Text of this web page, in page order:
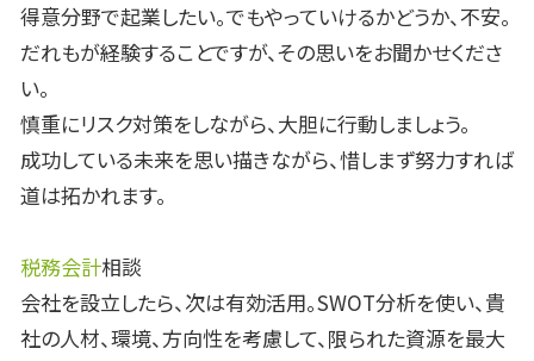
得意分野で起業したい。でもやっていけるかどうか、不安。
だれもが経験することですが、その思いをお聞かせくださ
い。
慎重にリスク対策をしながら、大胆に行動しましょう。
成功している未来を思い描きながら、惜しまず努力すれば
道は拓かれます。
税務会計相談
会社を設立したら、次は有効活用。SWOT分析を使い、貴
社の人材、環境、方向性を考慮して、限られた資源を最大